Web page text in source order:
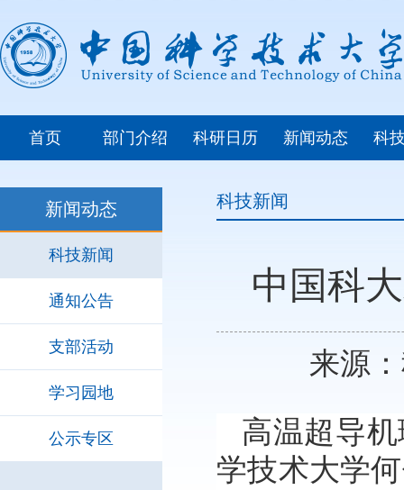
首页 部门介绍 科研日历 新闻动态 科
新闻动态
科技新闻
通知公告
支部活动
学习园地
公示专区
科技新闻
中国科
来源
高温超导
学技术大学